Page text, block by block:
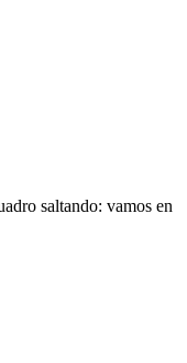
saltando: vamos en